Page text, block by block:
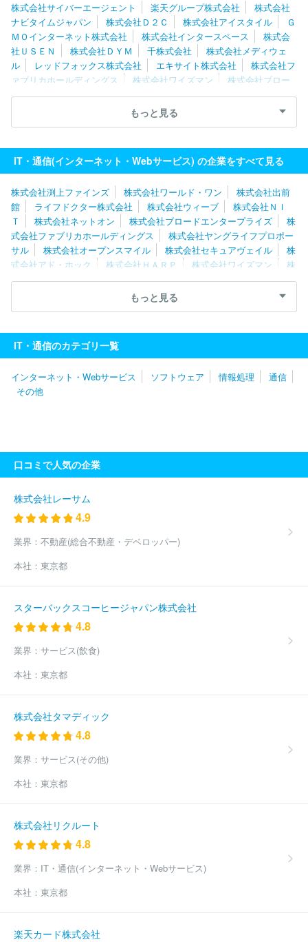
株式会社サイバーエージェント 楽天グループ株式会社
株式会社
ナビタイムジャパン
株式会社Ｄ２Ｃ 株式会社アイスタイル
Ｇ
ＭＯインターネット株式会社
株式会社インタースペース
株式会
社ＵＳＥＮ
株式会社ＤＹＭ 千株式会社
株式会社メディウェ
ル
レッドフォックス株式会社 エキサイト株式会社
株式会社フ
ァブリカホールディングス
株式会社ワイズマン
株式会社ブロー
ドエンタープライズ
グレイステクノロジー株式会社
株式会社バ
ＧＭＯメディア株式会社
株式会
社セレス
Ｉｎａｇｏｒａ株式会社
ＧＲＡＳグループ株式会社
株式会社朝
日ネット
ジャパンメディアシステム株式会社
株式会社エアネッ
もっと見る
IT・通信(インターネット・Webサービス) の企業をすべて見る
株式会社渕上ファインズ 株式会社ワールド・ワン
株式会社出前
館
ライフドクター株式会社 株式会社ウィーブ
株式会社ＮＩ
Ｔ
株式会社ネットオン 株式会社ブロードエンタープライズ
株
式会社ファブリカホールディングス
株式会社ヤングライフプロポー
サル
株式会社オープンスマイル 株式会社セキュアヴェイル
株
式会社アド・ホック
株式会社ＨＡＲＰ 株式会社ワイズマン
株
式会社メディウェル
株式会社リブセンス 株式会社ポッケ
株式
Ｕｎｉｐｏｓ株式会社
株式会社ナビタイムジャ
パン
イシーズ
株式会社ＭＩＸＩ ＬＩＮＥヤフー株式会社
フリービ
ット株式会社
サイボウズ株式会社
アマゾンジャパン株式会社
エキサイト株式会社
ＧＭＯメディア
株式会社
３Ｈメディソリューション株式会社
株式会社アイスタイル
株式
会社サイバーエージェント
ポイント
株式会社フルスピード 株式会社Ｄ２Ｃ
ＧＭＯプロダ
クトプラットフォーム株式会社
社
株式会社朝日ネット
エル・イー
株式会社営放プロデュース
ャパンメディアシステム株式会社
ＧＭＯインターネット株式会社
ンシステムズ
会社
株式会社セレス 株式会社ＵＳＥＮ
株式会社ＴＯＲＩＣ
社ボルテージ
Ｓａｎｓａｎ株式会社
ＫＩＳドットアイ株式会社
千株式会社
株式会社分析屋
有
限会社ウニコ
株式会社ＨＵＧＥ
ド・セイル株式会社
株式会社メディアコンサルティング
ーナショナル
株式会社イデア・レコード
株式会社オンリースト
ーリー
ａｓｐｏ株式会社
株式会社
株式会社クラッソーネ
ア
ほか(1126件)
もっと見る
IT・通信のカテゴリ一覧
インターネット・Webサービス ソフトウェア 情報処理
通信
その他
口コミで人気の企業
株式会社レーサム
4.9
業界： 不動産(総合不動産・デベロッパー)
本社： 東京都
スターバックスコーヒージャパン株式会社
4.8
業界： サービス(飲食)
本社： 東京都
株式会社タマディック
4.8
業界： サービス(その他)
本社： 東京都
株式会社リクルート
4.8
業界： IT・通信(インターネット・Webサービス)
本社： 東京都
楽天カード株式会社